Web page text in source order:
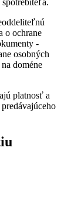
o ochrane
-
osobných
doméne
platnosť a